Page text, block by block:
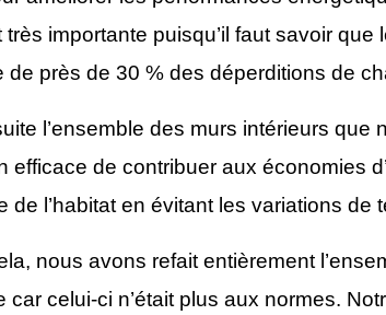
très importante puisqu’il faut savoir que
de près de 30 % des déperditions de
l’ensemble des murs intérieurs que
efficace de contribuer aux économies
de l’habitat en évitant les variations de
nous avons refait entièrement
car celui-ci n’était plus aux normes.